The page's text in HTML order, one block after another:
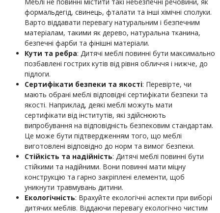
формальдегід, свинець, фталати та інші хімічні сполуки.
Варто віддавати перевагу натуральним і безпечним
матеріалам, такими як дерево, натуральна тканина,
безпечні фарби та фінішні матеріали.
Кути та ребра: Дитячі меблі повинні бути максимально
позбавлені ​​гострих кутів від рівня обличчя і нижче, до
підлоги.
Сертифікати безпеки та якості: Перевірте, чи
мають обрані меблі відповідні сертифікати безпеки та
якості. Наприклад, деякі меблі можуть мати
сертифікати від інститутів, які здійснюють
випробування на відповідність безпековим стандартам.
Це може бути підтвердженням того, що меблі
виготовлені відповідно до норм та вимог безпеки.
Стійкість та надійність: Дитячі меблі повинні бути
стійкими та надійними. Вони повинні мати міцну
конструкцію та гарно закріплені елементи, щоб
уникнути травмувань дитини.
Екологічність: Врахуйте екологічні аспекти при виборі
дитячих меблів. Віддаючи перевагу екологічно чистим